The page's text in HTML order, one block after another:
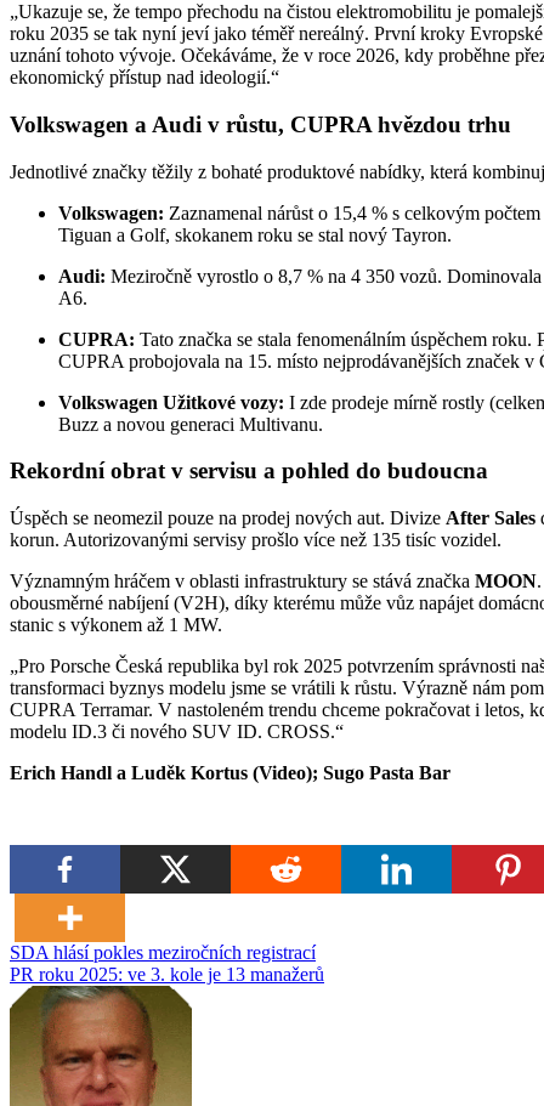
„Ukazuje se, že tempo přechodu na čistou elektromobilitu je
roku 2035 se tak nyní jeví jako téměř nereálný. První kroky
uznání tohoto vývoje. Očekáváme, že v roce 2026, kdy proběhne
ekonomický přístup nad ideologií.“
Volkswagen a Audi v růstu, CUPRA hvězdou trhu
Jednotlivé značky těžily z bohaté produktové nabídky, která
Volkswagen: Zaznamenal nárůst o 15,4 % s celkovým
Tiguan a Golf, skokanem roku se stal nový Tayron.
Audi: Meziročně vyrostlo o 8,7 % na 4 350 vozů.
A6.
CUPRA: Tato značka se stala fenomenálním úspěchem
CUPRA probojovala na 15. místo nejprodávanějších značek v
Volkswagen Užitkové vozy: I zde prodeje mírně rostly
Buzz a novou generaci Multivanu.
Rekordní obrat v servisu a pohled do budoucna
Úspěch se neomezil pouze na prodej nových aut. Divize After Sales
korun. Autorizovanými servisy prošlo více než 135 tisíc vozidel.
Významným hráčem v oblasti infrastruktury se stává značka MOON
obousměrné nabíjení (V2H), díky kterému může vůz napájet
stanic s výkonem až 1 MW.
„Pro Porsche Česká republika byl rok 2025 potvrzením správnosti
transformaci byznys modelu jsme se vrátili k růstu. Výrazně nám
CUPRA Terramar. V nastoleném trendu chceme pokračovat i letos,
modelu ID.3 či nového SUV ID. CROSS.“
Erich Handl a Luděk Kortus (Video); Sugo Pasta Bar
Navigace
pro
příspěvek
SDA hlásí pokles meziročních registrací
PR roku 2025: ve 3. kole je 13 manažerů